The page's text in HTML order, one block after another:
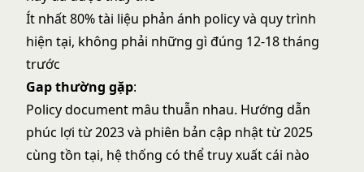
Ít nhất 80% tài liệu phản ánh policy và quy trình
hiện tại, không phải những gì đúng 12-18 tháng
trước
Gap thường gặp:
Policy document mâu thuẫn nhau. Hướng dẫn
phúc lợi từ 2023 và phiên bản cập nhật từ 2025
cùng tồn tại, hệ thống có thể truy xuất cái nào